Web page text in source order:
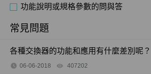
功能說明或規格參數的問與答
常見問題
各種交換器的功能和應用有什麼差別呢？
06-06-2018 407202